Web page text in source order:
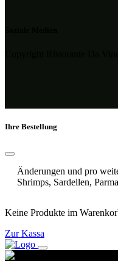
Ihre Bestellung
Änderungen und pro
Shrimps, Sardellen,
Keine Produkte im
Zur Kassa